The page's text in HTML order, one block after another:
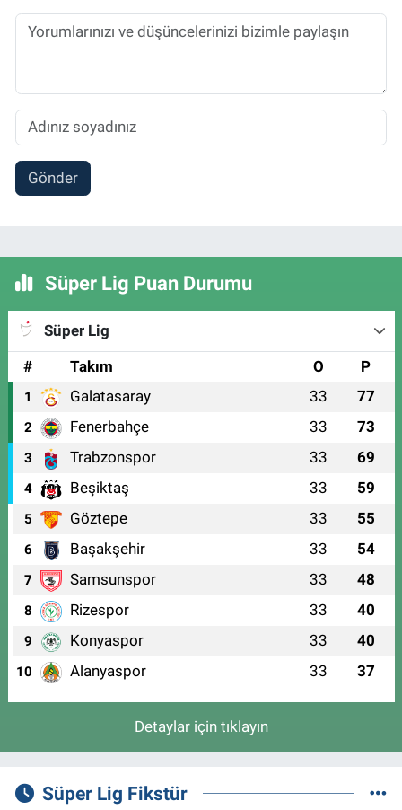
Gönder
Süper Lig Puan Durumu
Süper Lig
#
Takım O P
1 Galatasaray 33 77
2 Fenerbahçe 33 73
3 Trabzonspor 33 69
4 Beşiktaş 33 59
5 Göztepe 33 55
6 Başakşehir 33 54
7 Samsunspor 33 48
8 Rizespor 33 40
9 Konyaspor 33 40
10 Alanyaspor 33 37
Detaylar için tıklayın
Süper Lig Fikstür